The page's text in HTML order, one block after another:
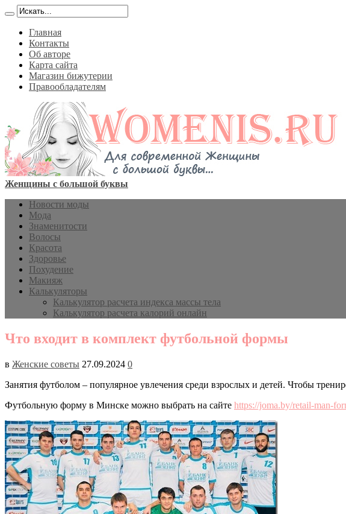
Главная
Контакты
Об авторе
Карта сайта
Магазин бижутерии
Правообладателям
Женщины с большой буквы
Новости моды
Мода
Знаменитости
Волосы
Красота
Здоровье
Похудение
Макияж
Калькуляторы
Калькулятор расчета индекса массы тела
Калькулятор расчета калорий онлайн
Что входит в комплект футбольной формы
в Женские советы 27.09.2024 0
Занятия футболом – популярное увлечения среди взрослых и детей. Чтобы
Футбольную форму в Минске можно выбрать на сайте https://joma.by/retail-man-